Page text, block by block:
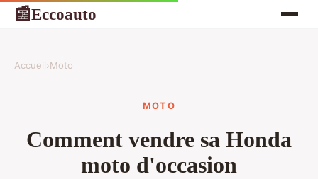
📰Eccoauto
Accueil›Moto
MOTO
Comment vendre sa Honda
moto d'occasion